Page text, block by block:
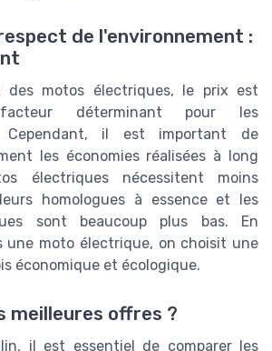
de l'environnement :
des motos électriques, le prix est
déterminant pour les
Cependant, il est important de
les économies réalisées à long
électriques nécessitent moins
homologues à essence et les
sont beaucoup plus bas. En
une moto électrique, on choisit une
économique et écologique.
meilleures offres ?
il est essentiel de comparer les